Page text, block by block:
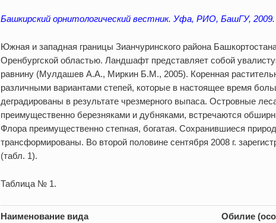
Башкирский орнитологический вестник. Уфа, РИО, БашГУ,
Южная и западная границы Зианчуринского района
Оренбургской областью. Ландшафт представляет собой
равнину (Мулдашев А.А., Миркин Б.М., 2005). Коренная
различными вариантами степей, которые в настоящее время
деградированы в результате чрезмерного выпаса. Островные
преимущественно березняками и дубняками, встречаются
Флора преимущественно степная, богатая. Сохранившиеся
трансформированы. Во второй половине сентября 2008 г.
(табл. 1).
Таблица № 1.
Наименование вида Обилие